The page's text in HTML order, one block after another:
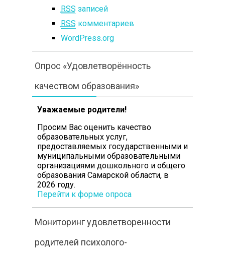
RSS записей
RSS комментариев
WordPress.org
Опрос «Удовлетворённость
качеством образования»
Уважаемые родители!
Просим Вас оценить качество
образовательных услуг,
предоставляемых государственными и
муниципальными образовательными
организациями дошкольного и общего
образования Самарской области, в
2026 году.
Перейти к форме опроса
Мониторинг удовлетворенности
родителей психолого-